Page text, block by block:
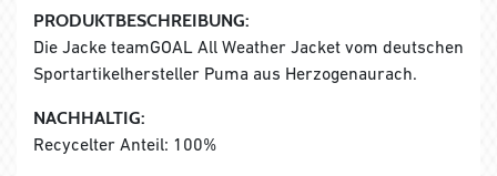
PRODUKTBESCHREIBUNG:
Die Jacke teamGOAL All Weather Jacket vom deutschen
Sportartikelhersteller Puma aus Herzogenaurach.
NACHHALTIG:
Recycelter Anteil: 100%